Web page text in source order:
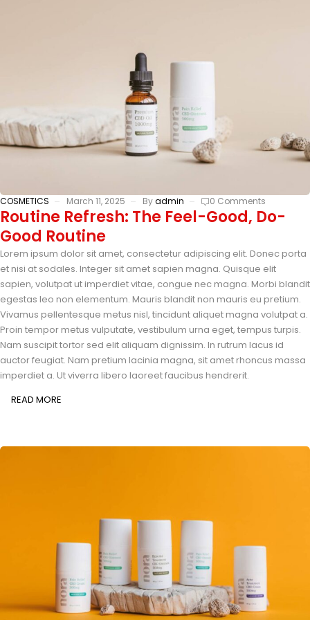
COSMETICS March 11, 2025 Byadmin 0 Comments
Routine Refresh: The Feel-Good, Do-
Good Routine
Lorem ipsum dolor sit amet, consectetur adipiscing elit. Donec porta
et nisi at sodales. Integer sit amet sapien magna. Quisque elit
sapien, volutpat ut imperdiet vitae, congue nec magna. Morbi blandit
egestas leo non elementum. Mauris blandit non mauris eu pretium.
Vivamus pellentesque metus nisl, tincidunt aliquet magna volutpat a.
Proin tempor metus vulputate, vestibulum urna eget, tempus turpis.
Nam suscipit tortor sed elit aliquam dignissim. In rutrum lacus id
auctor feugiat. Nam pretium lacinia magna, sit amet rhoncus massa
imperdiet a. Ut viverra libero laoreet faucibus hendrerit.
READ MORE